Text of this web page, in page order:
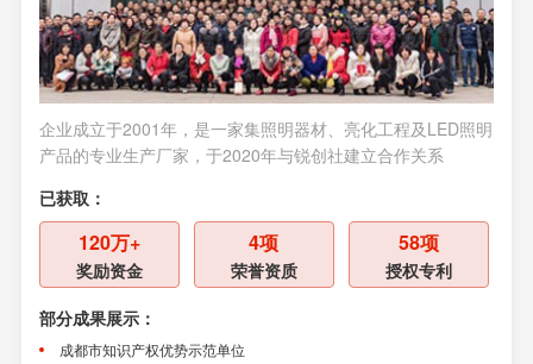
企业成立于2001年，是一家集照明器材、亮化工程及LED照明
产品的专业生产厂家，于2020年与锐创社建立合作关系
已获取：
120万+
奖励资金
4项
荣誉资质
58项
授权专利
部分成果展示：
成都市知识产权优势示范单位